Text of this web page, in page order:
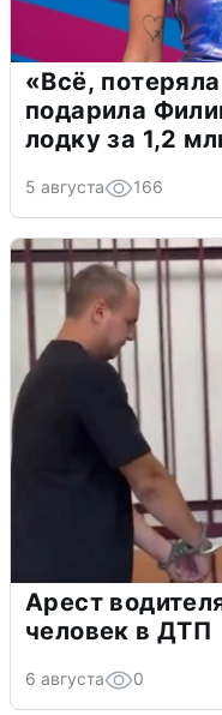
«Всё,
подарила
лодку за 1,2
5 августа 166
Арест
человек в ДТП
6 августа 0